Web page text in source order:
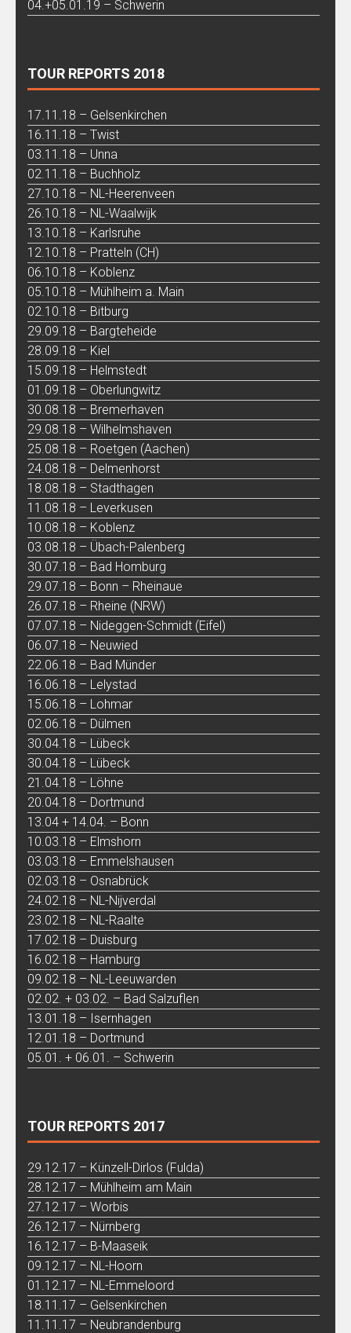
04.+05.01.19 – Schwerin
TOUR REPORTS 2018
17.11.18 – Gelsenkirchen
16.11.18 – Twist
03.11.18 – Unna
02.11.18 – Buchholz
27.10.18 – NL-Heerenveen
26.10.18 – NL-Waalwijk
13.10.18 – Karlsruhe
12.10.18 – Pratteln (CH)
06.10.18 – Koblenz
05.10.18 – Mühlheim a. Main
02.10.18 – Bitburg
29.09.18 – Bargteheide
28.09.18 – Kiel
15.09.18 – Helmstedt
01.09.18 – Oberlungwitz
30.08.18 – Bremerhaven
29.08.18 – Wilhelmshaven
25.08.18 – Roetgen (Aachen)
24.08.18 – Delmenhorst
18.08.18 – Stadthagen
11.08.18 – Leverkusen
10.08.18 – Koblenz
03.08.18 – Übach-Palenberg
30.07.18 – Bad Homburg
29.07.18 – Bonn – Rheinaue
26.07.18 – Rheine (NRW)
07.07.18 – Nideggen-Schmidt (Eifel)
06.07.18 – Neuwied
22.06.18 – Bad Münder
16.06.18 – Lelystad
15.06.18 – Lohmar
02.06.18 – Dülmen
30.04.18 – Lübeck
30.04.18 – Lübeck
21.04.18 – Löhne
20.04.18 – Dortmund
13.04 + 14.04. – Bonn
10.03.18 – Elmshorn
03.03.18 – Emmelshausen
02.03.18 – Osnabrück
24.02.18 – NL-Nijverdal
23.02.18 – NL-Raalte
17.02.18 – Duisburg
16.02.18 – Hamburg
09.02.18 – NL-Leeuwarden
02.02. + 03.02. – Bad Salzuflen
13.01.18 – Isernhagen
12.01.18 – Dortmund
05.01. + 06.01. – Schwerin
TOUR REPORTS 2017
29.12.17 – Künzell-Dirlos (Fulda)
28.12.17 – Mühlheim am Main
27.12.17 – Worbis
26.12.17 – Nürnberg
16.12.17 – B-Maaseik
09.12.17 – NL-Hoorn
01.12.17 – NL-Emmeloord
18.11.17 – Gelsenkirchen
11.11.17 – Neubrandenburg